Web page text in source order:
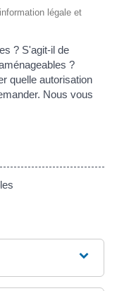
légale et
? S'agit-il de
?
quelle autorisation
Nous vous